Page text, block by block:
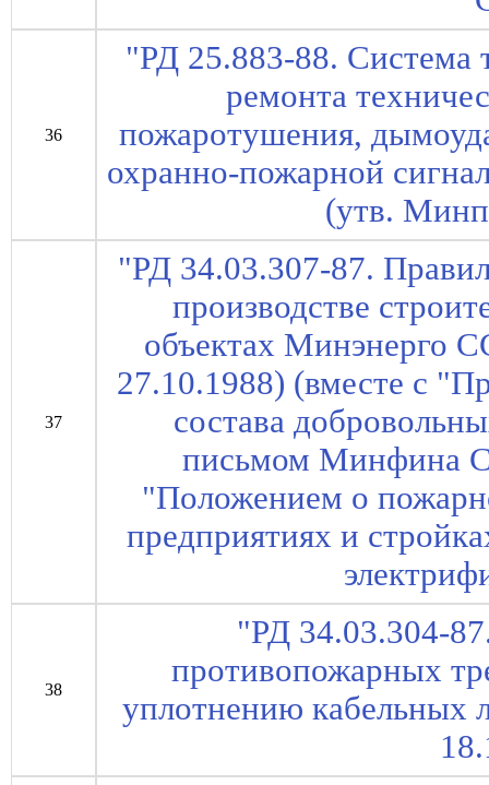
36
"РД 25.883-88. Система
ремонта
пожаротушения,
охранно-пожарной
(утв.
37
"РД 34.03.307-87.
производстве
объектах Минэнерго
27.10.1988) (вместе с
состава
письмом Минфина
"Положением о
предприятиях и
38
"РД 34.03.304-
противопожарных
уплотнению